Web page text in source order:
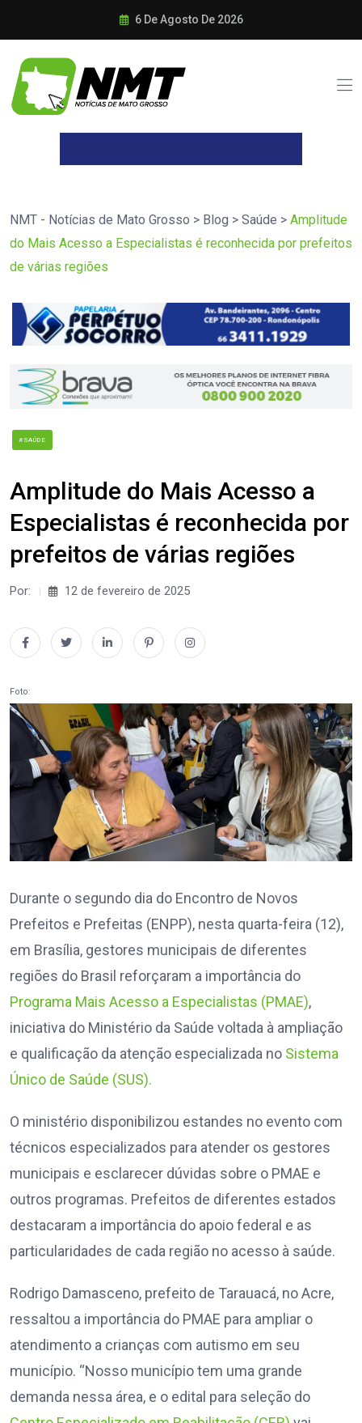
6 De Agosto De 2026
NMT - Notícias de Mato Grosso > Blog > Saúde > Amplitude
do Mais Acesso a Especialistas é reconhecida por prefeitos
de várias regiões
#SAÚDE
Amplitude do Mais Acesso a
Especialistas é reconhecida por
prefeitos de várias regiões
Por: 12 de fevereiro de 2025
Foto:
Durante o segundo dia do Encontro de Novos
Prefeitos e Prefeitas (ENPP), nesta quarta-feira (12),
em Brasília, gestores municipais de diferentes
regiões do Brasil reforçaram a importância do
Programa Mais Acesso a Especialistas (PMAE),
iniciativa do Ministério da Saúde voltada à ampliação
e qualificação da atenção especializada no Sistema
Único de Saúde (SUS).
O ministério disponibilizou estandes no evento com
técnicos especializados para atender os gestores
municipais e esclarecer dúvidas sobre o PMAE e
outros programas. Prefeitos de diferentes estados
destacaram a importância do apoio federal e as
particularidades de cada região no acesso à saúde.
Rodrigo Damasceno, prefeito de Tarauacá, no Acre,
ressaltou a importância do PMAE para ampliar o
atendimento a crianças com autismo em seu
município. “Nosso município tem uma grande
demanda nessa área, e o edital para seleção do